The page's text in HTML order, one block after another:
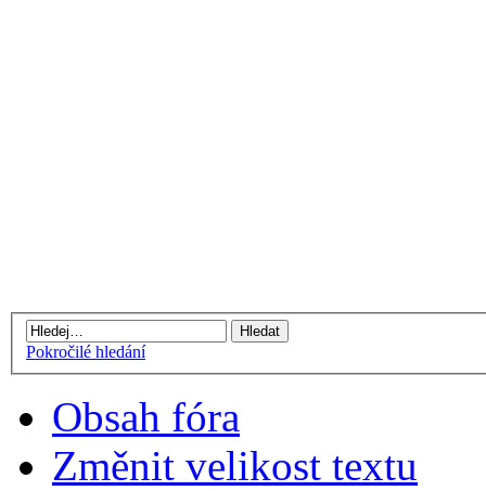
Pokročilé hledání
Obsah fóra
Změnit velikost textu